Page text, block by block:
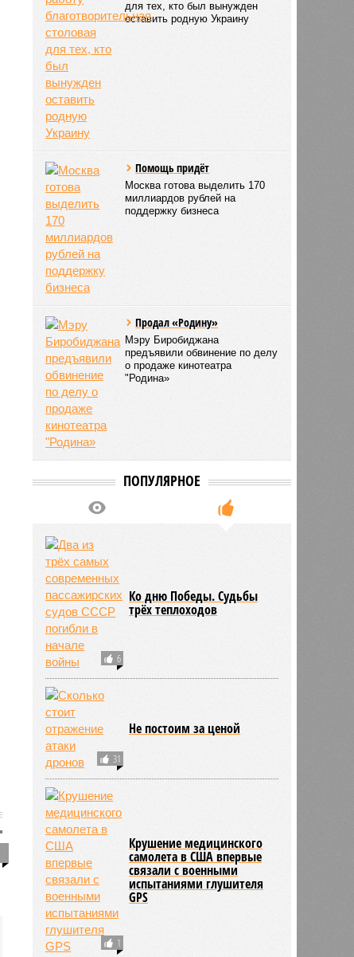
для тех, кто был вынужден
оставить родную Украину
Помощь придёт
Москва готова выделить 170
миллиардов рублей на
поддержку бизнеса
Продал «Родину»
Мэру Биробиджана
предъявили обвинение по делу
о продаже кинотеатра
"Родина»
ПОПУЛЯРНОЕ
6
Ко дню Победы. Судьбы
трёх теплоходов
31
Не постоим за ценой
1
Крушение медицинского
самолета в США впервые
связали с военными
испытаниями глушителя
GPS